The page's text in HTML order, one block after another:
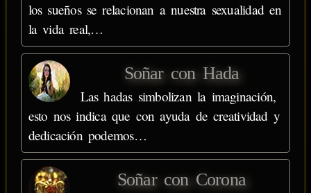
los sueños se relacionan a nuestra sexualidad en
la vida real,…
Soñar con Hada
Las hadas simbolizan la imaginación,
esto nos indica que con ayuda de creatividad y
dedicación podemos…
Soñar con Corona